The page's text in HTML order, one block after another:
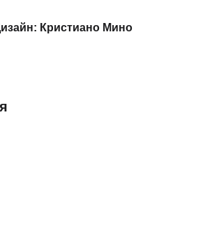
Кристиано Мино